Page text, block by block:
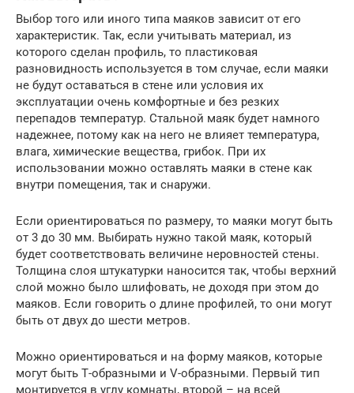
Выбор того или иного типа маяков зависит от его
характеристик. Так, если учитывать материал, из
которого сделан профиль, то пластиковая
разновидность используется в том случае, если маяки
не будут оставаться в стене или условия их
эксплуатации очень комфортные и без резких
перепадов температур. Стальной маяк будет намного
надежнее, потому как на него не влияет температура,
влага, химические вещества, грибок. При их
использовании можно оставлять маяки в стене как
внутри помещения, так и снаружи.
Если ориентироваться по размеру, то маяки могут быть
от 3 до 30 мм. Выбирать нужно такой маяк, который
будет соответствовать величине неровностей стены.
Толщина слоя штукатурки наносится так, чтобы верхний
слой можно было шлифовать, не доходя при этом до
маяков. Если говорить о длине профилей, то они могут
быть от двух до шести метров.
Можно ориентироваться и на форму маяков, которые
могут быть Т-образными и V-образными. Первый тип
монтируется в углу комнаты, второй – на всей